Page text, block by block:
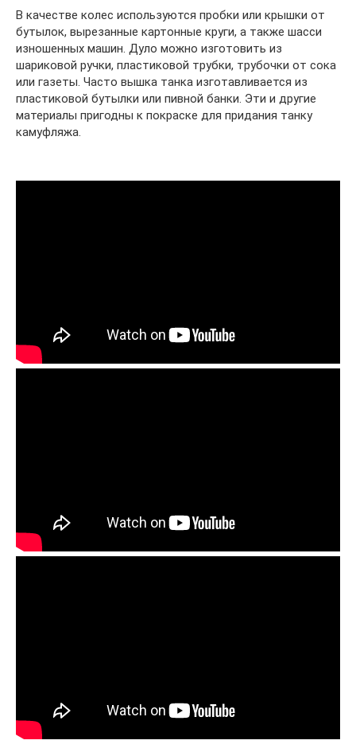
В качестве колес используются пробки или крышки от
бутылок, вырезанные картонные круги, а также шасси
изношенных машин. Дуло можно изготовить из
шариковой ручки, пластиковой трубки, трубочки от сока
или газеты. Часто вышка танка изготавливается из
пластиковой бутылки или пивной банки. Эти и другие
материалы пригодны к покраске для придания танку
камуфляжа.